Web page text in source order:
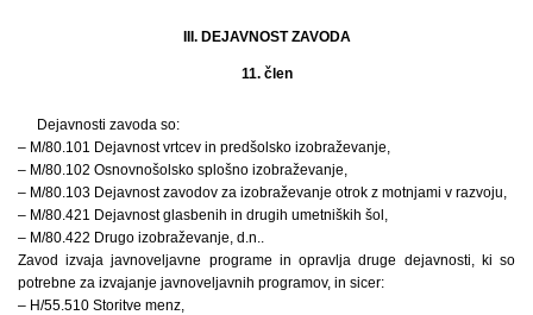
III. DEJAVNOST ZAVODA
11. člen
Dejavnosti zavoda so:
– M/80.101 Dejavnost vrtcev in predšolsko izobraževanje,
– M/80.102 Osnovnošolsko splošno izobraževanje,
– M/80.103 Dejavnost zavodov za izobraževanje otrok z motnjami v razvoju,
– M/80.421 Dejavnost glasbenih in drugih umetniških šol,
– M/80.422 Drugo izobraževanje, d.n..
Zavod izvaja javnoveljavne programe in opravlja druge dejavnosti, ki so
potrebne za izvajanje javnoveljavnih programov, in sicer:
– H/55.510 Storitve menz,